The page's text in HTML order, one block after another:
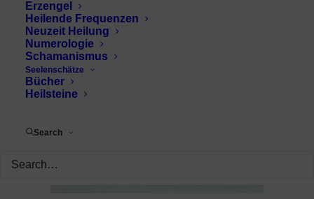
Erzengel
Heilende Frequenzen
Neuzeit Heilung
Numerologie
Schamanismus
Seelenschätze
Bücher
Heilsteine
Search